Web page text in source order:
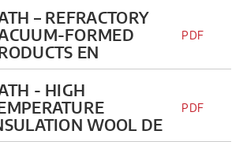
– REFRACTORY
FORMED
EN
PDF
- HIGH
WOOL DE
PDF